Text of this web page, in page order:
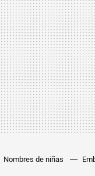
Nombres de niñas